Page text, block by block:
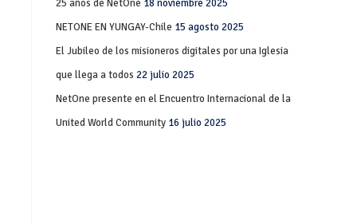
25 años de NetOne 18 noviembre 2025
NETONE EN YUNGAY-Chile 15 agosto 2025
El Jubileo de los misioneros digitales por una Iglesia
que llega a todos 22 julio 2025
NetOne presente en el Encuentro Internacional de la
United World Community 16 julio 2025